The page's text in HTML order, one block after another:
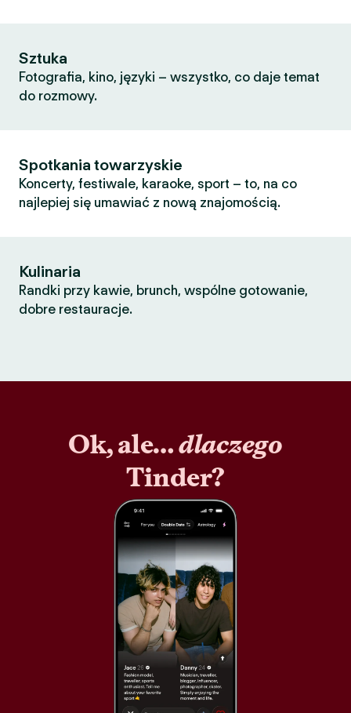
Sztuka
Fotografia, kino, języki – wszystko, co daje temat
do rozmowy.
Spotkania towarzyskie
Koncerty, festiwale, karaoke, sport – to, na co
najlepiej się umawiać z nową znajomością.
Kulinaria
Randki przy kawie, brunch, wspólne gotowanie,
dobre restauracje.
Ok, ale…dlaczego
Tinder?